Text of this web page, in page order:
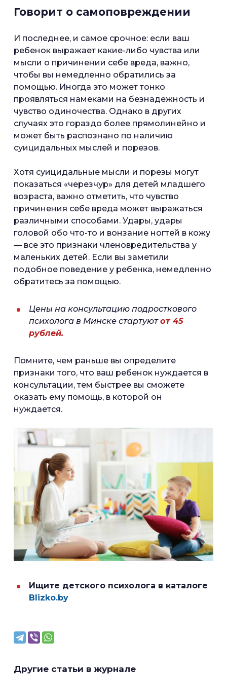
Говорит о самоповреждении
И последнее, и самое срочное: если ваш
ребенок выражает какие-либо чувства или
мысли о причинении себе вреда, важно,
чтобы вы немедленно обратились за
помощью. Иногда это может тонко
проявляться намеками на безнадежность и
чувство одиночества. Однако в других
случаях это гораздо более прямолинейно и
может быть распознано по наличию
суицидальных мыслей и порезов.
Хотя суицидальные мысли и порезы могут
показаться «черезчур» для детей младшего
возраста, важно отметить, что чувство
причинения себе вреда может выражаться
различными способами. Удары, удары
головой обо что-то и вонзание ногтей в кожу
— все это признаки членовредительства у
маленьких детей. Если вы заметили
подобное поведение у ребенка, немедленно
обратитесь за помощью.
Цены на консультацию подросткового
психолога в Минске стартуютот 45
рублей.
Помните, чем раньше вы определите
признаки того, что ваш ребенок нуждается в
консультации, тем быстрее вы сможете
оказать ему помощь, в которой он
нуждается.
Ищите детского психолога в каталоге
Blizko.by
Другие статьи в журнале